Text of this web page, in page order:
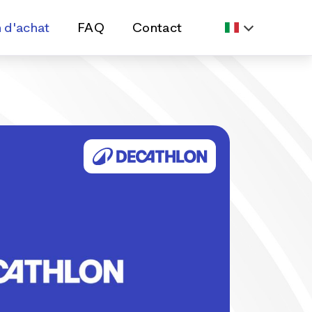
d'achat FAQ Contact